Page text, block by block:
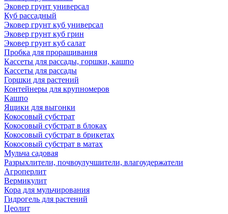
Эковер грунт универсал
Куб рассадный
Эковер грунт куб универсал
Эковер грунт куб грин
Эковер грунт куб салат
Пробка для проращивания
Кассеты для рассады, горшки, кашпо
Кассеты для рассады
Горшки для растений
Контейнеры для крупномеров
Кашпо
Ящики для выгонки
Кокосовый субстрат
Кокосовый субстрат в блоках
Кокосовый субстрат в брикетах
Кокосовый субстрат в матах
Мульча садовая
Разрыхлители, почвоулучшители, влагоудержатели
Агроперлит
Вермикулит
Кора для мульчирования
Гидрогель для растений
Цеолит